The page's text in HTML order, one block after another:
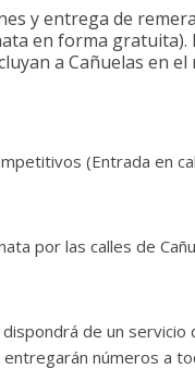
y entrega de
en forma
a Cañuelas en
(Entrada en
por las calles de
de un
números a